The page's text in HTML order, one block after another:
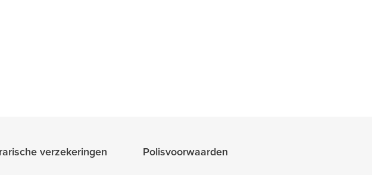
verzekeringen Polisvoorwaarden